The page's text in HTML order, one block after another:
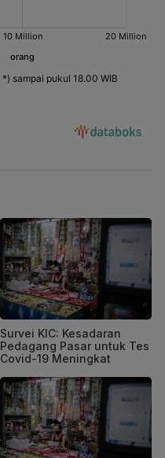
Survei KIC: Kesadaran
Pedagang Pasar untuk Tes
Covid-19 Meningkat